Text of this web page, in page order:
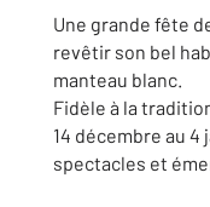
Une grande fête
revêtir son bel
manteau blanc.
Fidèle à la
14 décembre au
spectacles et